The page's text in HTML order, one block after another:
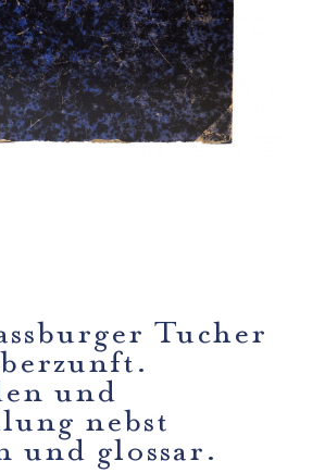
Tucher
und
nebst
und glossar.